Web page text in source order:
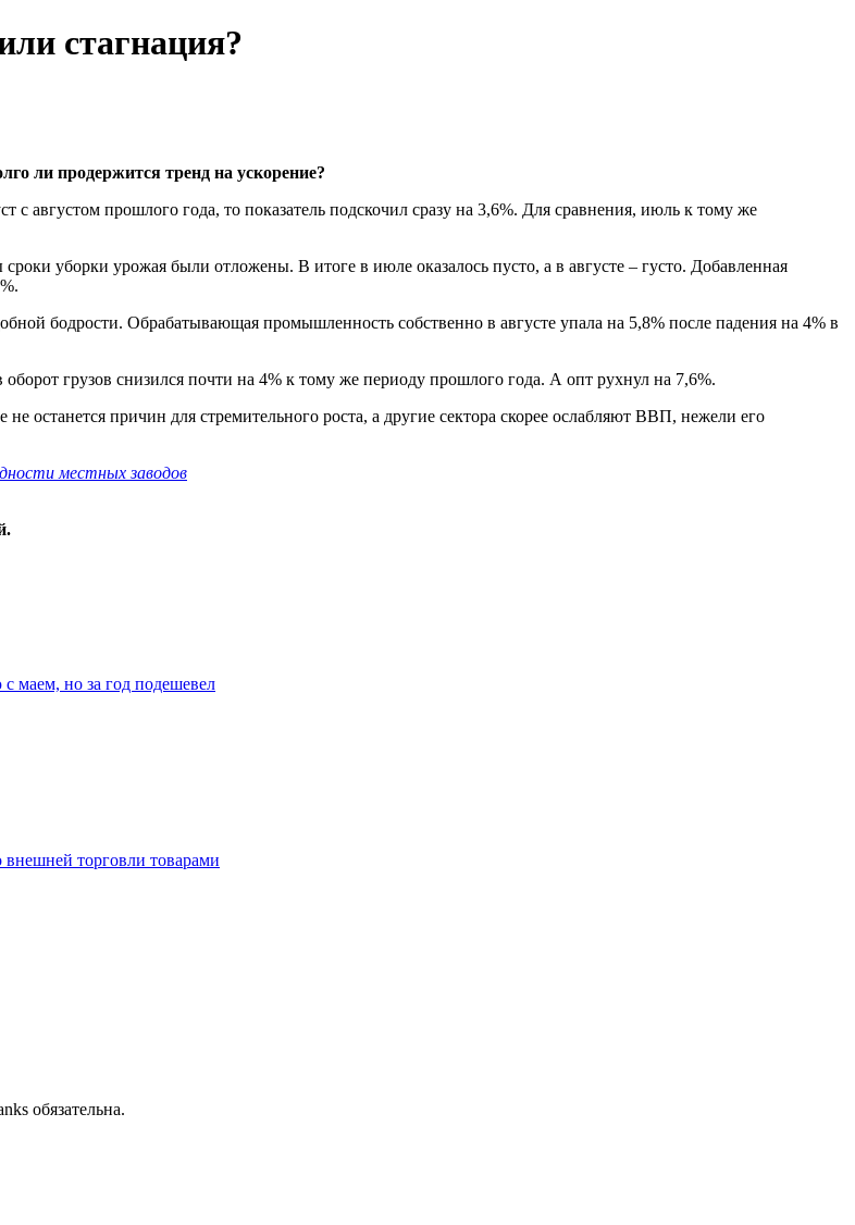
стагнация?
ли продержится тренд на ускорение?
с августом прошлого года, то показатель подскочил сразу на 3,6%. Для сравнения, июль к тому же
уборки урожая были отложены. В итоге в июле оказалось пусто, а в августе – густо. Добавленная
бодрости. Обрабатывающая промышленность собственно в августе упала на 5,8% после падения на 4% в
грузов снизился почти на 4% к тому же периоду прошлого года. А опт рухнул на 7,6%.
не останется причин для стремительного роста, а другие сектора скорее ослабляют ВВП, нежели его
местных заводов
маем, но за год подешевел
внешней торговли товарами
обязательна.